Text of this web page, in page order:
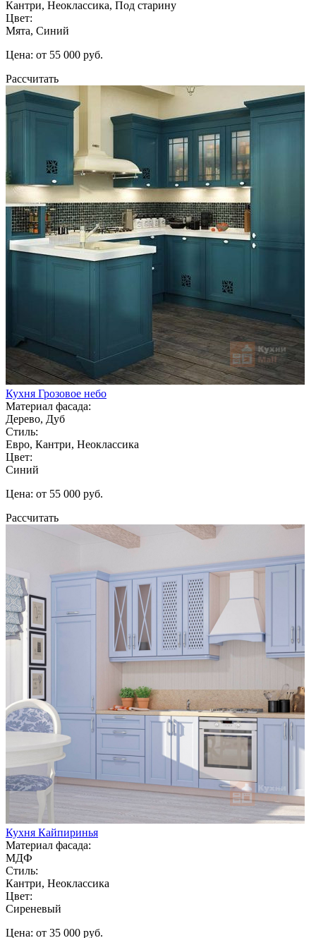
Кантри, Неоклассика, Под старину
Цвет:
Мята, Синий
Цена: от 55 000 руб.
Рассчитать
Кухня Грозовое небо
Материал фасада:
Дерево, Дуб
Стиль:
Евро, Кантри, Неоклассика
Цвет:
Синий
Цена: от 55 000 руб.
Рассчитать
Кухня Кайпиринья
Материал фасада:
МДФ
Стиль:
Кантри, Неоклассика
Цвет:
Сиреневый
Цена: от 35 000 руб.